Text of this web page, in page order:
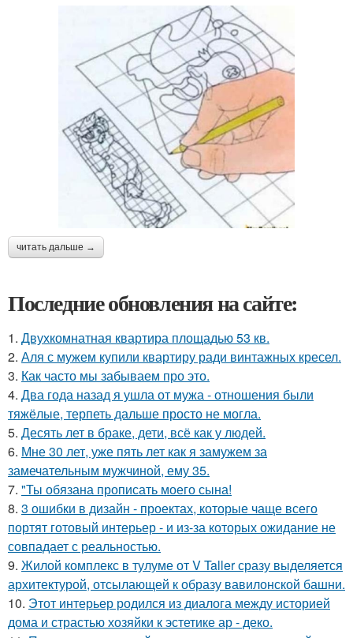
читать дальше →
Последние обновления на сайте:
1. Двухкомнатная квартира площадью 53 кв.
2. Аля с мужем купили квартиру ради винтажных кресел.
3. Как часто мы забываем про это.
4. Два года назад я ушла от мужа - отношения были
тяжёлые, терпеть дальше просто не могла.
5. Десять лет в браке, дети, всё как у людей.
6. Мне 30 лет, уже пять лет как я замужем за
замечательным мужчиной, ему 35.
7. "Ты обязана прописать моего сына!
8. 3 ошибки в дизайн - проектах, которые чаще всего
портят готовый интерьер - и из-за которых ожидание не
совпадает с реальностью.
9. Жилой комплекс в тулуме от V Taller сразу выделяется
архитектурой, отсылающей к образу вавилонской башни.
10. Этот интерьер родился из диалога между историей
дома и страстью хозяйки к эстетике ар - деко.